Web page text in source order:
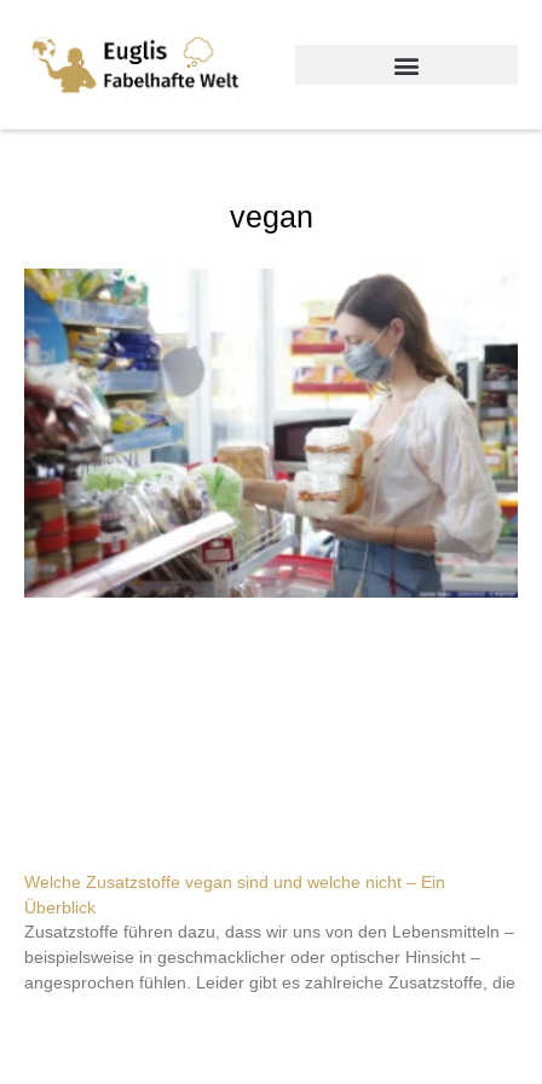
vegan
Welche Zusatzstoffe vegan sind und welche nicht – Ein
Überblick
Zusatzstoffe führen dazu, dass wir uns von den Lebensmitteln –
beispielsweise in geschmacklicher oder optischer Hinsicht –
angesprochen fühlen. Leider gibt es zahlreiche Zusatzstoffe, die